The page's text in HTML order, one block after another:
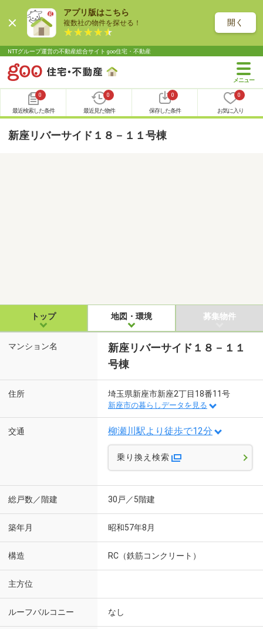
アプリ版はこちら
複数社の物件を探せる！ 開く
NTTグループ運営の不動産総合サイト goo住宅・不動産
0
最近検索した条件
0
最近見た物件
0
保存した条件
0
お気に入り
新座リバーサイド１８－１１号棟
トップ 地図・環境 募集物件
マンション名
新座リバーサイド１８－１１
号棟
住所 埼玉県新座市新座2丁目18番11号
新座市の暮らしデータを見る
交通 柳瀬川駅より徒歩で12分
乗り換え検索
総戸数／階建 30戸／5階建
築年月 昭和57年8月
構造 RC（鉄筋コンクリート）
主方位
ルーフバルコニー なし